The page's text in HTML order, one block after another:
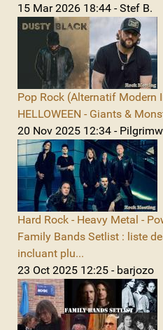
15 Mar 2026 18:44 - Stef B.
Pop Rock (Alternatif Modern
HELLOWEEN - Giants &
20 Nov 2025 12:34 -
Hard Rock - Heavy Metal -
Family Bands Setlist : liste
incluant plu...
23 Oct 2025 12:25 - barjozo